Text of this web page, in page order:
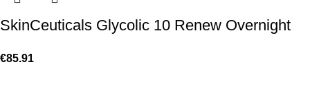
SkinCeuticals Glycolic 10 Renew Overnight
€85.91